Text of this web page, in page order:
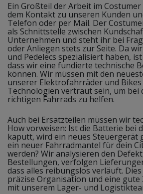
Ein Großteil der Arbeit im
dem Kontakt zu unseren Kunden
Telefon oder per Mail. Der
als Schnittstelle zwischen
Unternehmen und steht ihr bei
oder Anliegen stets zur Seite. Da
und Pedelecs spezialisiert haben,
dass wir eine fundierte technische
können. Wir müssen mit den
unserer Elektrofahrräder und
Technologien vertraut sein, um bei
richtigen Fahrrads zu helfen.
Auch bei Ersatzteilen müssen wir
How vorweisen: Ist die Batterie bei
kaputt, wird ein neues Steuergerät
ein neuer Fahrradmantel für dein
werden? Wir analysieren den
Bestellungen, verfolgen
dass alles reibungslos verläuft.
präzise Organisation und eine
mit unserem Lager- und